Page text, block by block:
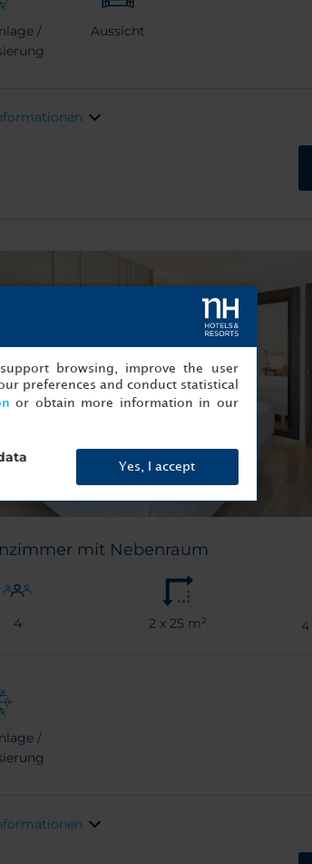
/
Aussicht
mit Nebenraum
4 2 x 25 m² 4
/
browsing, improve the user
preferences and conduct statistical
or obtain more information in our
Yes, I accept